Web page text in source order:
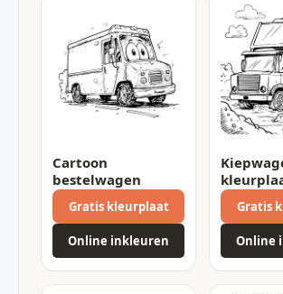
Cartoon
bestelwagen
Gratis kleurplaat
Online inkleuren
Gratis
Online